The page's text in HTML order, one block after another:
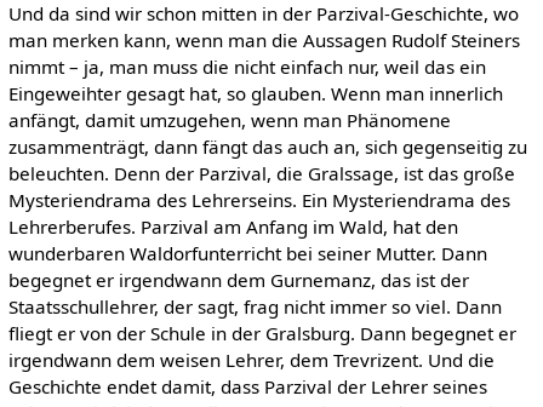
Und da sind wir schon mitten in der Parzival-Geschichte, wo
man merken kann, wenn man die Aussagen Rudolf Steiners
nimmt – ja, man muss die nicht einfach nur, weil das ein
Eingeweihter gesagt hat, so glauben. Wenn man innerlich
anfängt, damit umzugehen, wenn man Phänomene
zusammenträgt, dann fängt das auch an, sich gegenseitig zu
beleuchten. Denn der Parzival, die Gralssage, ist das große
Mysteriendrama des Lehrerseins. Ein Mysteriendrama des
Lehrerberufes. Parzival am Anfang im Wald, hat den
wunderbaren Waldorfunterricht bei seiner Mutter. Dann
begegnet er irgendwann dem Gurnemanz, das ist der
Staatsschullehrer, der sagt, frag nicht immer so viel. Dann
fliegt er von der Schule in der Gralsburg. Dann begegnet er
irgendwann dem weisen Lehrer, dem Trevrizent. Und die
Geschichte endet damit, dass Parzival der Lehrer seines